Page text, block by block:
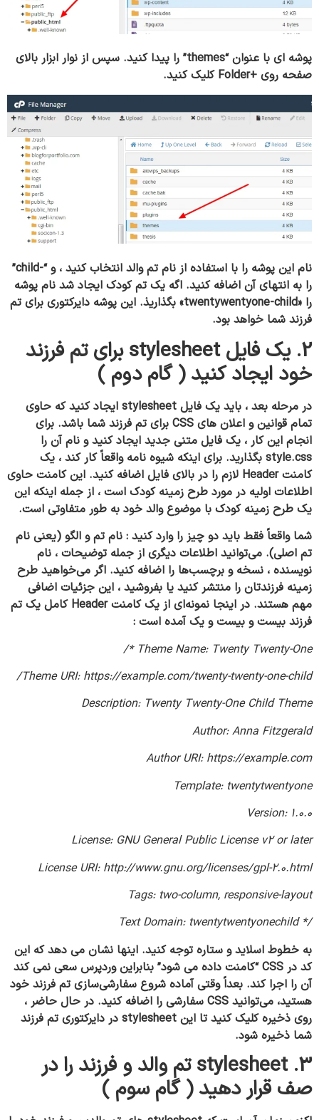
پوشه ای با عنوان “themes” را پیدا کنید. سپس از نوار ابزار بالای
صفحه روی +Folder کلیک کنید.
نام این پوشه را با استفاده از نام تم والد انتخاب کنید ، و “-child”
را به انتهای آن اضافه کنید. اگه یک تم کودک ایجاد شد نام پوشه
را «twentywentyone-child» بگذاریذ.
این پوشه دایرکتوری برای تم
فرزند شما خواهد بود.
2. یک فایل stylesheet برای تم فرزند
خود ایجاد کنید ( گام دوم )
در مرحله بعد ، باید یک فایل stylesheet ایجاد کنید که حاوی
تمام قوانین و اعلان های CSS برای تم فرزند شما باشد. برای
انجام این کار ، یک فایل متنی جدید ایجاد کنید و نام آن را
style.css بگذارید. برای اینکه شیوه نامه واقعاً کار کند ، یک
کامنت Header لازم را در بالای فایل اضافه کنید.
این کامنت حاوی
اطلاعات اولیه در مورد طرح زمینه کودک است ، از جمله اینکه این
یک طرح زمینه کودک با موضوع والد خود به طور متفاوتی است.
شما واقعاً فقط باید دو چیز را وارد کنید : نام تم و الگو (یعنی نام
تم اصلی). می‌توانید اطلاعات دیگری از جمله توضیحات ، نام
نویسنده ، نسخه و برچسب‌ها را اضافه کنید. اگر می‌خواهید طرح
زمینه فرزندتان را منتشر کنید یا بفروشید ، این جزئیات اضافی
مهم هستند. در اینجا نمونه‌ای از یک کامنت Header کامل یک تم
فرزند بیست و بیست و یک آمده است :
Theme Name: Twenty Twenty-One */
Theme URI: https://example.com/twenty-twenty-one-child/
Description: Twenty Twenty-One Child Theme
Author: Anna Fitzgerald
Author URI: https://example.com
Template: twentytwentyone
Version: 1.0.0
License: GNU General Public License v2 or later
License URI: http://www.gnu.org/licenses/gpl-2.0.html
Tags: two-column, responsive-layout
/* Text Domain: twentytwentyonechild
به خطوط اسلاید و ستاره توجه کنید. اینها نشان می دهد که این
کد در CSS “کامنت داده می شود” بنابراین وردپرس سعی نمی کند
آن را اجرا کند. بعداً وقتی آماده شروع سفارشی‌سازی تم فرزند خود
هستید، می‌توانید CSS سفارشی را اضافه کنید. در حال حاضر ،
روی ذخیره کلیک کنید تا این stylesheet در دایرکتوری تم فرزند
شما ذخیره شود.
3. stylesheet تم والد و فرزند را در
صف قرار دهید ( گام سوم )